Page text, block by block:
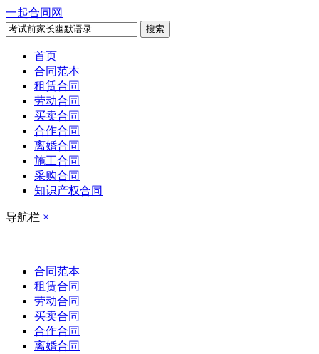
一起合同网
搜索
首页
合同范本
租赁合同
劳动合同
买卖合同
合作合同
离婚合同
施工合同
采购合同
知识产权合同
导航栏 ×
合同范本
租赁合同
劳动合同
买卖合同
合作合同
离婚合同